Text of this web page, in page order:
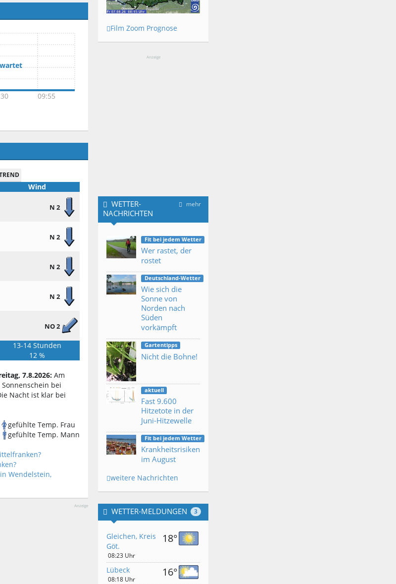
09:55
Wind
N 2
N 2
N 2
N 2
NO 2
13-14 Stunden
12 %
7.8.2026:Am
bei
Nacht ist klar bei
gefühlte Temp. Frau
gefühlte Temp. Mann
Wendelstein,
Anzeige
Film Zoom Prognose
Anzeige
mehr
WETTER-
NACHRICHTEN
Fit bei jedem Wetter
Wer rastet, der
rostet
Deutschland-Wetter
Wie sich die
Sonne von
Norden nach
Süden
vorkämpft
Gartentipps
Nicht die Bohne!
aktuell
Fast 9.600
Hitzetote in der
Juni-Hitzewelle
Fit bei jedem Wetter
Krankheitsrisiken
im August
weitere Nachrichten
3
WETTER-MELDUNGEN
Gleichen, Kreis
Göt.
08:23 Uhr
18°
Lübeck
08:18 Uhr
16°